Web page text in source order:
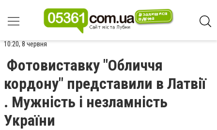
10:20, 8 червня
Фотовиставку "Обличчя
кордону" представили в Латвії
. Мужність і незламність
України